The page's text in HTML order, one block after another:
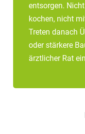
entsorgen.
kochen, nicht
Treten danach
oder stärkere
ärztlicher Rat